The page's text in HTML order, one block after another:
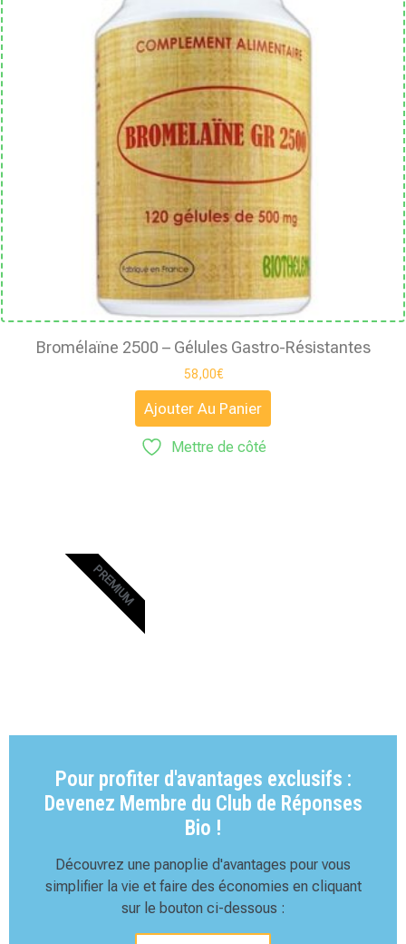
Bromélaïne 2500 – Gélules Gastro-Résistantes
58,00€
Ajouter Au Panier
Mettre de côté
Pour profiter d'avantages exclusifs :
Devenez Membre du Club de Réponses
Bio !
Découvrez une panoplie d'avantages pour vous
simplifier la vie et faire des économies en cliquant
sur le bouton ci-dessous :
PREMIUM